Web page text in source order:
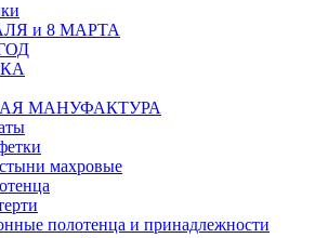
и 8 МАРТА
МАНУФАКТУРА
махровые
полотенца и принадлежности